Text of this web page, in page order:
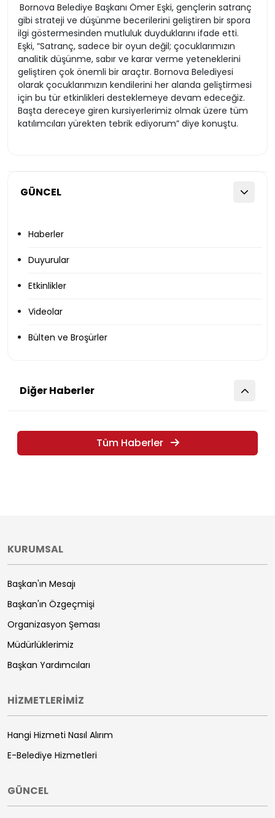
GÜNCEL
Haberler
Duyurular
Etkinlikler
Videolar
Bülten ve Broşürler
Bornova Belediye Başkanı Ömer Eşki, gençlerin satranç
gibi strateji ve düşünme becerilerini geliştiren bir spora
ilgi göstermesinden mutluluk duyduklarını ifade etti.
Eşki, “Satranç, sadece bir oyun değil; çocuklarımızın
analitik düşünme, sabır ve karar verme yeteneklerini
geliştiren çok önemli bir araçtır. Bornova Belediyesi
olarak çocuklarımızın kendilerini her alanda geliştirmesi
için bu tür etkinlikleri desteklemeye devam edeceğiz.
Başta dereceye giren kursiyerlerimiz olmak üzere tüm
katılımcıları yürekten tebrik ediyorum” diye konuştu.
Diğer Haberler
Tüm Haberler
KURUMSAL
Başkan'ın Mesajı
Başkan'ın Özgeçmişi
Organizasyon Şeması
Müdürlüklerimiz
Başkan Yardımcıları
HİZMETLERİMİZ
Hangi Hizmeti Nasıl Alırım
E-Belediye Hizmetleri
GÜNCEL